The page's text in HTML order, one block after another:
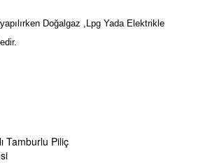
Doğalgaz ,Lpg Yada Elektrikle
Tamburlu Piliç